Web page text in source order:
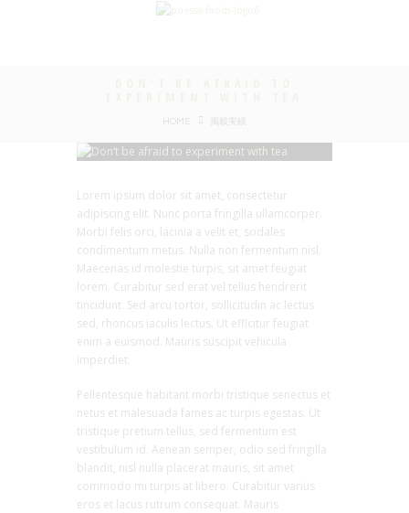
HOME
Lorem ipsum dolor sit amet, consectetur
adipiscing elit. Nunc porta fringilla ullamcorper.
Morbi felis orci, lacinia a velit et, sodales
condimentum metus. Nulla non fermentum nisl.
Maecenas id molestie turpis, sit amet feugiat
lorem. Curabitur sed erat vel tellus hendrerit
tincidunt. Sed arcu tortor, sollicitudin ac lectus
sed, rhoncus iaculis lectus. Ut efficitur feugiat
enim a euismod. Mauris suscipit vehicula
imperdiet.
Pellentesque habitant morbi tristique senectus et
netus et malesuada fames ac turpis egestas. Ut
tristique pretium tellus, sed fermentum est
vestibulum id. Aenean semper, odio sed fringilla
blandit, nisl nulla placerat mauris, sit amet
commodo mi turpis at libero. Curabitur varius
eros et lacus rutrum consequat. Mauris